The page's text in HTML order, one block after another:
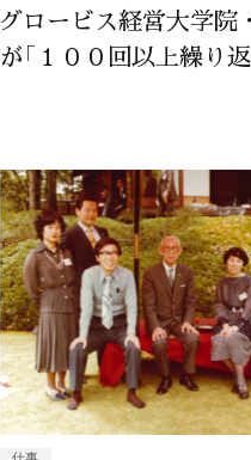
グロービス経営大学院
が「１００回以上繰り